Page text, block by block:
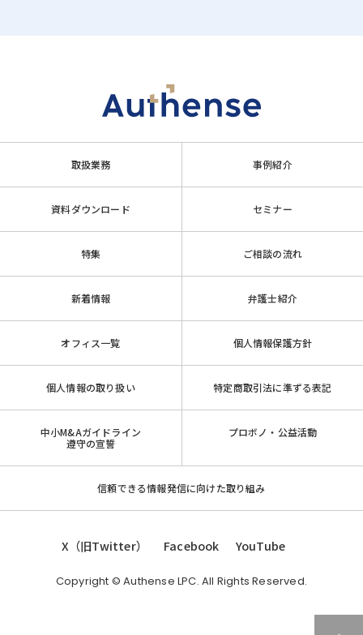
取扱業務 事例紹介
資料ダウンロード セミナー
特集 ご相談の流れ
新着情報 弁護士紹介
オフィス一覧 個人情報保護方針
個人情報の取り扱い 特定商取引法に準ずる表記
中小M&Aガイドライン
遵守の宣誓
プロボノ・公益活動
信頼できる情報発信に向けた取り組み
X（旧Twitter） Facebook YouTube
Copyright © Authense LPC. All Rights Reserved.